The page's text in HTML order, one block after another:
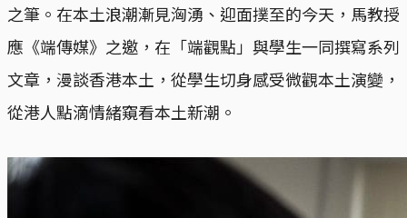
之筆。在本土浪潮漸見洶湧、迎面撲至的今天，馬教授
應《端傳媒》之邀，在「端觀點」與學生一同撰寫系列
文章，漫談香港本土，從學生切身感受微觀本土演變，
從港人點滴情緒窺看本土新潮。